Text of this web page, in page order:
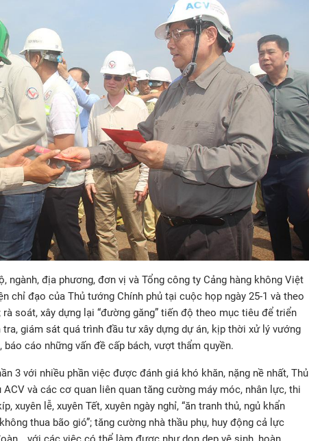
ngành, địa phương, đơn vị và Tổng công ty Cảng hàng không Việt
chỉ đạo của Thủ tướng Chính phủ tại cuộc họp ngày 25-1 và theo
rà soát, xây dựng lại “đường găng” tiến độ theo mục tiêu để triển
giám sát quá trình đầu tư xây dựng dự án, kịp thời xử lý vướng
cáo những vấn đề cấp bách, vượt thẩm quyền.
3 với nhiều phần việc được đánh giá khó khăn, nặng nề nhất, Thủ
và các cơ quan liên quan tăng cường máy móc, nhân lực, thi
xuyên lễ, xuyên Tết, xuyên ngày nghỉ, “ăn tranh thủ, ngủ khẩn
thua bão gió”; tăng cường nhà thầu phụ, huy động cả lực